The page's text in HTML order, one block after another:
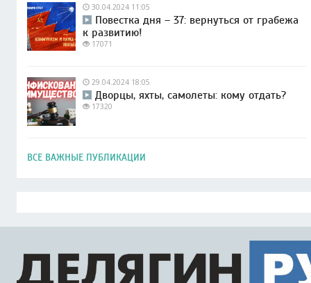
30.04.2024 11:05
Повестка дня – 37: вернуться от грабежа
к развитию!
17071
29.04.2024 18:05
Дворцы, яхты, самолеты: кому отдать?
17320
ВСЕ ВАЖНЫЕ ПУБЛИКАЦИИ